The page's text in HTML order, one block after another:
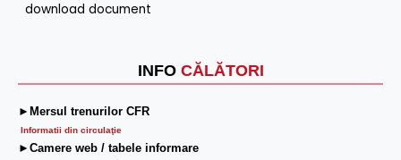
INFO CĂLĂTORI
►Mersul trenurilor CFR
Informatii din circulaţie
►Camere web / tabele informare
download document